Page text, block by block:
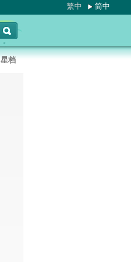
繁中 简中
星档